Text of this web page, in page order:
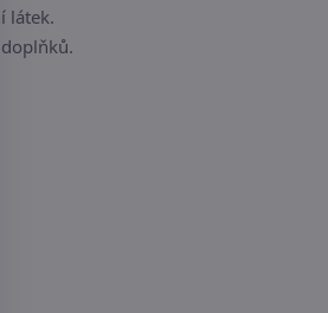
látek.